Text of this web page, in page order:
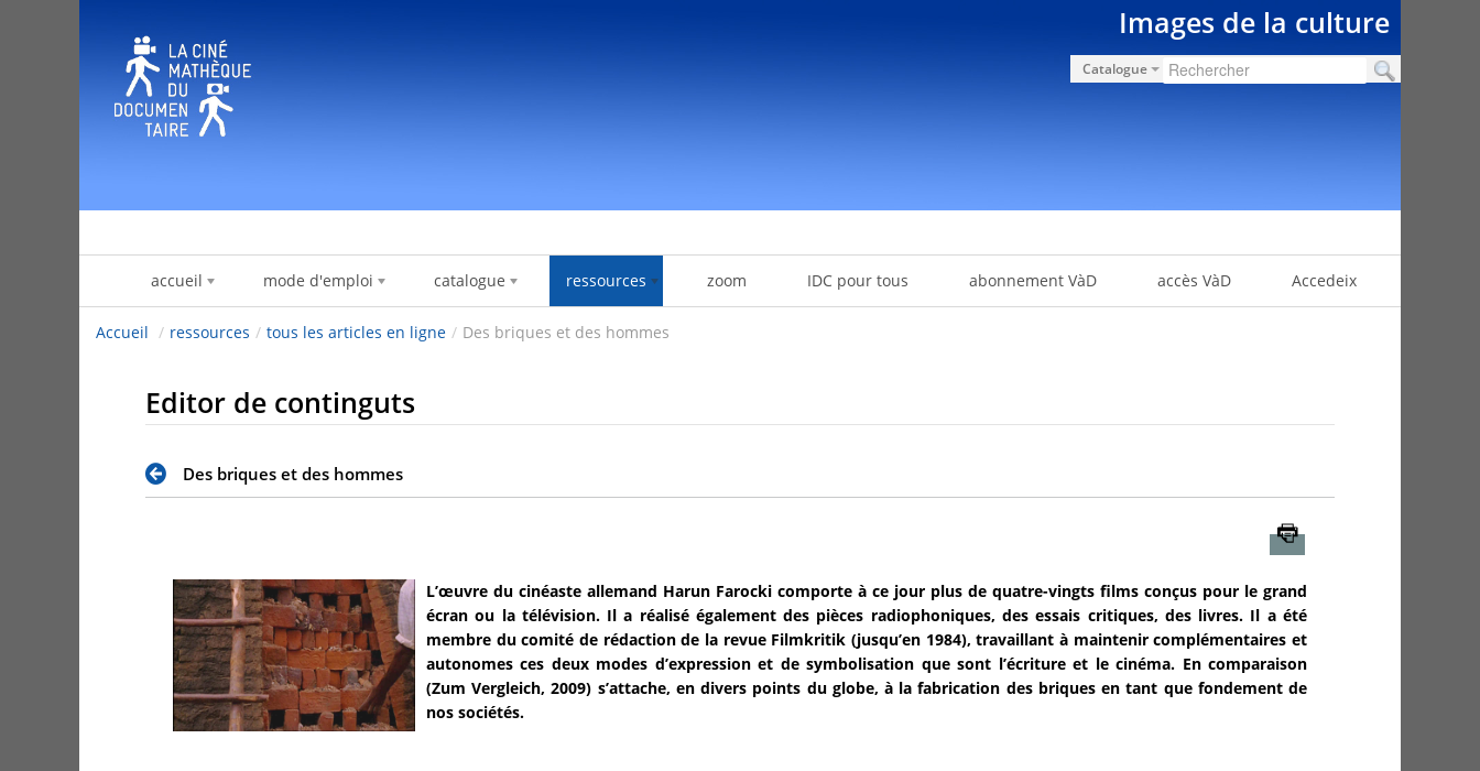
Images de la culture
Catalogue
accueil mode d'emploi catalogue ressources zoom IDC pour tous abonnement VàD accès VàD Accedeix
Accueil / ressources / tous les articles en ligne / Des briques et des hommes
Editor de continguts
Des briques et des hommes
L’œuvre du cinéaste allemand Harun Farocki comporte à ce jour plus de quatre-vingts films conçus pour le grand
écran ou la télévision. Il a réalisé également des pièces radiophoniques, des essais critiques, des livres. Il a été
membre du comité de rédaction de la revue Filmkritik (jusqu’en 1984), travaillant à maintenir complémentaires et
autonomes ces deux modes d’expression et de symbolisation que sont l’écriture et le cinéma. En comparaison
(Zum Vergleich, 2009) s’attache, en divers points du globe, à la fabrication des briques en tant que fondement de
nos sociétés.